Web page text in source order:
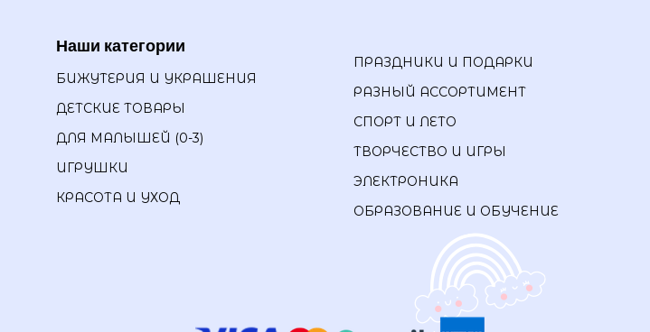
Наши категории
БИЖУТЕРИЯ И УКРАШЕНИЯ
ДЕТСКИЕ ТОВАРЫ
ДЛЯ МАЛЫШЕЙ (0-3)
ИГРУШКИ
КРАСОТА И УХОД
ПРАЗДНИКИ И ПОДАРКИ
РАЗНЫЙ АССОРТИМЕНТ
СПОРТ И ЛЕТО
ТВОРЧЕСТВО И ИГРЫ
ЭЛЕКТРОНИКА
ОБРАЗОВАНИЕ И ОБУЧЕНИЕ